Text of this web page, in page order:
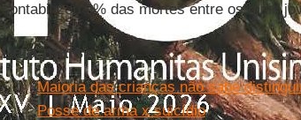
contabilizou 9% das mortes entre os mais
Leia mais
Maioria das crianças não sabe
Posse de arma x suicídio